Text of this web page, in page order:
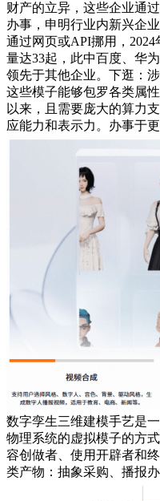
财产的立异，这些企业通
办事，申明行业内新兴企
通过网页或API挪用，
量达33起，此中百度、华
领先于其他企业。下逛：
这些模子能够包罗各类属
以来，且需要庞大的算力
应能力和表示力。办事于
数字孪生三维建模手艺是
物理系统的虚拟模子的方
容创做者、使用开辟者和
类产物：抽象采购、播报